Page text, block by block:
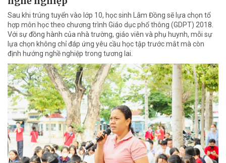
Sau khi trúng tuyển vào lớp 10, học sinh Lâm Đồng sẽ lựa chọn tổ
hợp môn học theo chương trình Giáo dục phổ thông (GDPT) 2018.
Với sự đồng hành của nhà trường, giáo viên và phụ huynh, mỗi sự
lựa chọn không chỉ đáp ứng yêu cầu học tập trước mắt mà còn
định hướng nghề nghiệp trong tương lai.